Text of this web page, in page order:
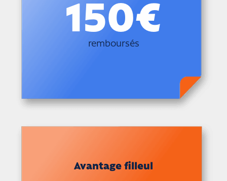
150€
remboursés
Avantage filleul